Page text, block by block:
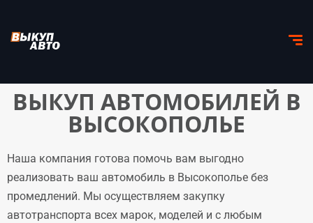
ВЫКУП АВТОМОБИЛЕЙ В
ВЫСОКОПОЛЬЕ
Наша компания готова помочь вам выгодно
реализовать ваш автомобиль в Высокополье без
промедлений. Мы осуществляем закупку
автотранспорта всех марок, моделей и с любым